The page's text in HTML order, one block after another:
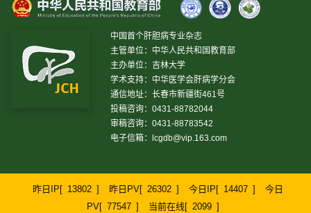
中国首个肝胆病专业杂志
主管单位：中华人民共和国教育部
主办单位：吉林大学
学术支持：中华医学会肝病学分会
通信地址：长春市新疆街461号
投稿咨询：0431-88782044
审稿咨询：0431-88783542
电子信箱：
lcgdb@vip.163.com
昨日IP[ 13802 ] 昨日PV[ 26302 ] 今日IP[ 14407 ]
今日
PV[ 77547 ] 当前在线[ 2099 ]